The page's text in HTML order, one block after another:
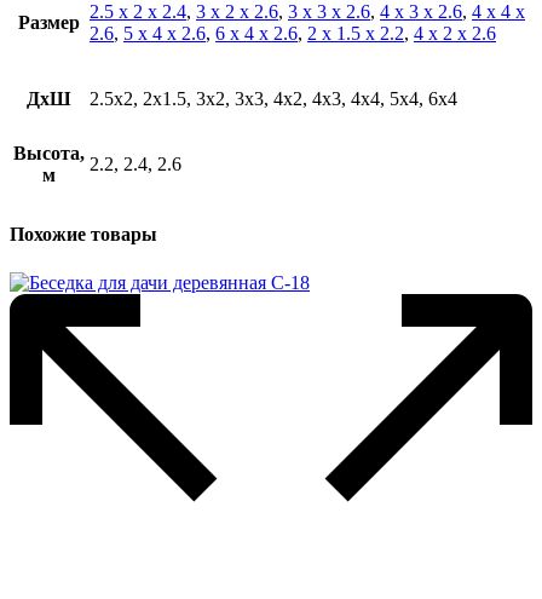
Размер
2.5 х 2 х 2.4, 3 х 2 х 2.6, 3 х 3 х 2.6, 4 х 3 х 2.6, 4 х 4 х
2.6, 5 х 4 х 2.6, 6 х 4 х 2.6, 2 х 1.5 х 2.2, 4 х 2 х 2.6
ДхШ 2.5х2, 2х1.5, 3х2, 3х3, 4х2, 4х3, 4х4, 5х4, 6х4
Высота,
м
2.2, 2.4, 2.6
Похожие товары